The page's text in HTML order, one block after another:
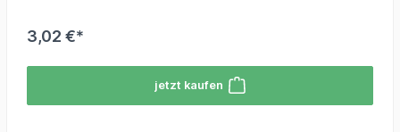
3,02 €*
jetzt kaufen